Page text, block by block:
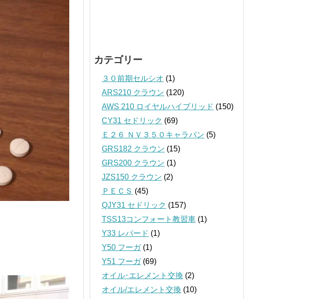
カテゴリー
３０前期セルシオ (1)
ARS210 クラウン (120)
AWS 210 ロイヤルハイブリッド (150)
CY31 セドリック (69)
Ｅ２６ ＮＶ３５０キャラバン (5)
GRS182 クラウン (15)
GRS200 クラウン (1)
JZS150 クラウン (2)
ＰＥＣＳ (45)
QJY31 セドリック (157)
TSS13コンフォート教習車 (1)
Y33 レパード (1)
Y50 フーガ(1)
Y51 フーガ(69)
オイル･エレメント交換 (2)
オイル/エレメント交換 (10)